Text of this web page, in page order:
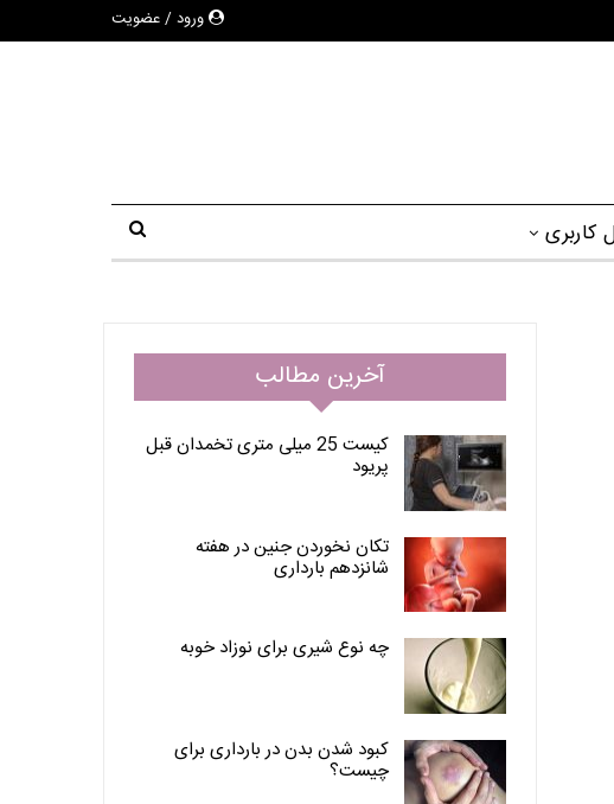
ورود / عضویت
کاربری
آخرین مطالب
کیست 25 میلی متری تخمدان قبل
پریود
تکان نخوردن جنین در هفته
شانزدهم بارداری
چه نوع شیری برای نوزاد خوبه
کبود شدن بدن در بارداری برای
چیست؟